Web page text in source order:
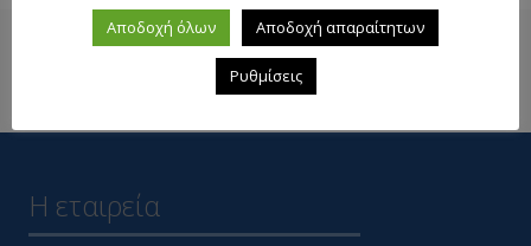
Δείτε επίσης
Η εταιρεία
Αποδοχή όλων Αποδοχή απαραίτητων
Ρυθμίσεις